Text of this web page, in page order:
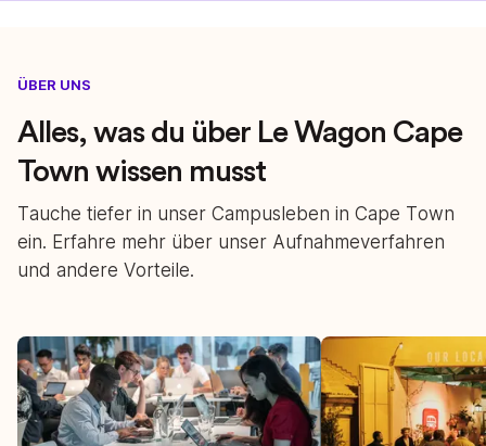
ÜBER UNS
Alles, was du über Le Wagon Cape
Town wissen musst
Tauche tiefer in unser Campusleben in Cape Town
ein. Erfahre mehr über unser Aufnahmeverfahren
und andere Vorteile.